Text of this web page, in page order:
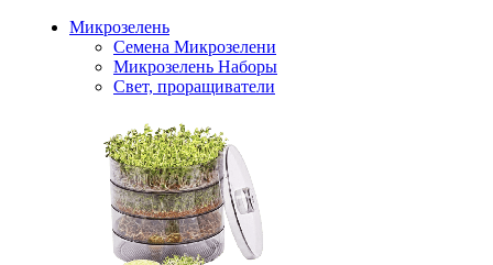
Микрозелень
Семена Микрозелени
Микрозелень Наборы
Свет, проращиватели